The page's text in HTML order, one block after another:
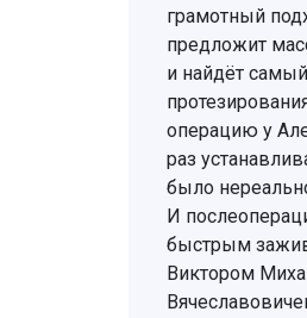
грамотный
предложит
и найдёт
операцию у
раз
было
И
быстрым
Виктором